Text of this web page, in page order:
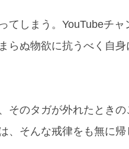
てしまう。YouTubeチャ
らぬ物欲に抗うべく自
そのタガが外れたときの
そんな戒律をも無に帰